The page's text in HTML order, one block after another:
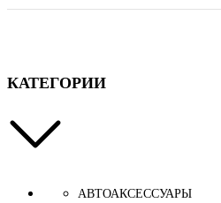
КАТЕГОРИИ
АВТОАКСЕССУАРЫ